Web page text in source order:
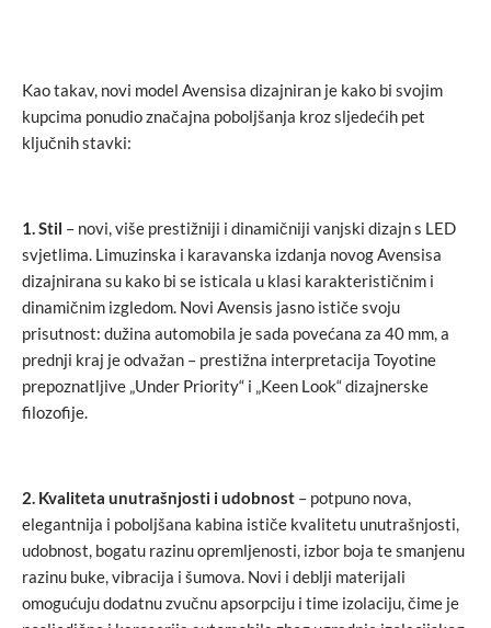
Kao takav, novi model Avensisa dizajniran je kako bi svojim
kupcima ponudio značajna poboljšanja kroz sljedećih pet
ključnih stavki:
1. Stil – novi, više prestižniji i dinamičniji vanjski dizajn s LED
svjetlima. Limuzinska i karavanska izdanja novog Avensisa
dizajnirana su kako bi se isticala u klasi karakterističnim i
dinamičnim izgledom. Novi Avensis jasno ističe svoju
prisutnost: dužina automobila je sada povećana za 40 mm, a
prednji kraj je odvažan – prestižna interpretacija Toyotine
prepoznatljive „Under Priority“ i „Keen Look“ dizajnerske
filozofije.
2. Kvaliteta unutrašnjosti i udobnost – potpuno nova,
elegantnija i poboljšana kabina ističe kvalitetu unutrašnjosti,
udobnost, bogatu razinu opremljenosti, izbor boja te smanjenu
razinu buke, vibracija i šumova. Novi i deblji materijali
omogućuju dodatnu zvučnu apsorpciju i time izolaciju, čime je